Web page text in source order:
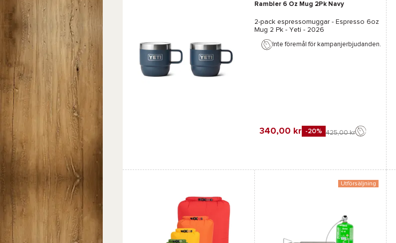
Rambler 6 Oz Mug 2Pk Navy
2-pack espressomuggar - Espresso 6oz
Mug 2 Pk - Yeti - 2026
Inte föremål för kampanjerbjudanden.
340,00 kr -20% 425,00 kr
Utförsäljning